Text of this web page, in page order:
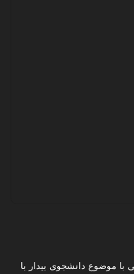
موضوع دانشجوی بیدار با